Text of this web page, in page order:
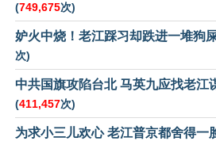
(749,675次)
妒火中烧！老江踩习却跌进一堆狗
次)
中共国旗攻陷台北 马英九应找老江
(411,457次)
为求小三儿欢心 老江普京都舍得一